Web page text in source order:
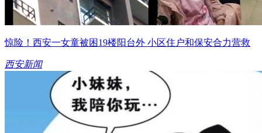
惊险！西安一女童被困19楼阳台外 小区住户和保安合力营救
西安新闻